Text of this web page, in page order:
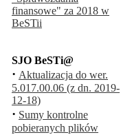
finansowe" za 2018 w
BeSTii
SJO BeSTi@
· Aktualizacja do wer.
5.017.00.06 (z dn. 2019-
12-18)
· Sumy kontrolne
pobieranych plików